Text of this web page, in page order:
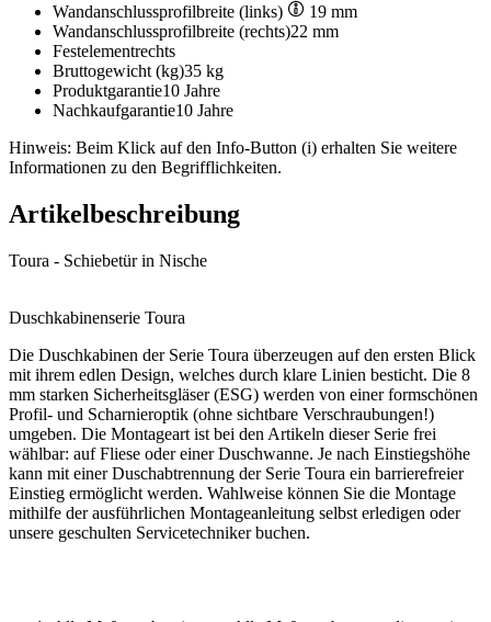
Wandanschlussprofilbreite (links)
19 mm
Wandanschlussprofilbreite (rechts)22 mm
Festelementrechts
Bruttogewicht (kg)35 kg
Produktgarantie10 Jahre
Nachkaufgarantie10 Jahre
Hinweis: Beim Klick auf den Info-Button (i) erhalten Sie weitere
Informationen zu den Begrifflichkeiten.
Artikelbeschreibung
Toura - Schiebetür in Nische
Duschkabinenserie Toura
Die Duschkabinen der Serie Toura überzeugen auf den ersten Blick
mit ihrem edlen Design, welches durch klare Linien besticht. Die 8
mm starken Sicherheitsgläser (ESG) werden von einer formschönen
Profil- und Scharnieroptik (ohne sichtbare Verschraubungen!)
umgeben. Die Montageart ist bei den Artikeln dieser Serie frei
wählbar: auf Fliese oder einer Duschwanne. Je nach Einstiegshöhe
kann mit einer Duschabtrennung der Serie Toura ein barrierefreier
Einstieg ermöglicht werden. Wahlweise können Sie die Montage
mithilfe der ausführlichen Montageanleitung selbst erledigen oder
unsere geschulten Servicetechniker buchen.